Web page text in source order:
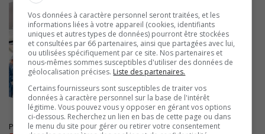
Publié le 8 février 2021 à 04h26
Vos données à caractère personnel seront traitées, et les
informations liées à votre appareil (cookies, identifiants
uniques et autres types de données) pourront être stockées
et consultées par 66 partenaires, ainsi que partagées avec lui,
ou utilisées spécifiquement par ce site. Nos partenaires et
nous-mêmes sommes susceptibles d'utiliser des données de
géolocalisation précises. Liste des partenaires.
Certains fournisseurs sont susceptibles de traiter vos
données à caractère personnel sur la base de l'intérêt
légitime. Vous pouvez vous y opposer en gérant vos options
ci-dessous. Recherchez un lien en bas de cette page ou dans
le menu du site pour gérer ou retirer votre consentement